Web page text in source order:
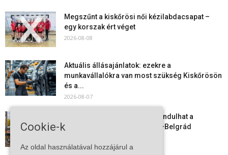
Megszűnt a kiskőrösi női kézilabdacsapat –
egy korszak ért véget
2026-08-08
Aktuális állásajánlatok: ezekre a
munkavállalókra van most szükség Kiskőrösön
és a...
2026-08-07
Vitézy Dávid: már ősszel újraindulhat a
személyszállítás a Budapest–Belgrád
2026-08-06
Cookie-k
Az oldal használatával hozzájárul a